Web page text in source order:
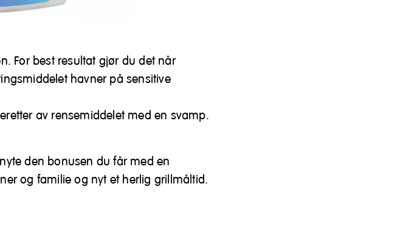
For best resultat gjør du det når
havner på sensitive
av rensemiddelet med en svamp.
den bonusen du får med en
og familie og nyt et herlig grillmåltid.